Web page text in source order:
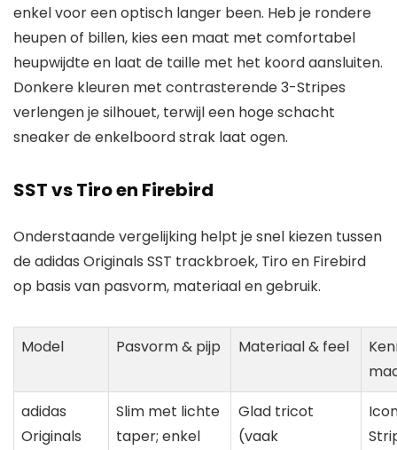
enkel voor een optisch langer been. Heb je rondere
heupen of billen, kies een maat met comfortabel
heupwijdte en laat de taille met het koord aansluiten.
Donkere kleuren met contrasterende 3-Stripes
verlengen je silhouet, terwijl een hoge schacht
sneaker de enkelboord strak laat ogen.
SST vs Tiro en Firebird
Onderstaande vergelijking helpt je snel kiezen tussen
de adidas Originals SST trackbroek, Tiro en Firebird
op basis van pasvorm, materiaal en gebruik.
Model Pasvorm & pijp Materiaal & feel
adidas
Originals
Slim met lichte
taper; enkel
Glad tricot
(vaak